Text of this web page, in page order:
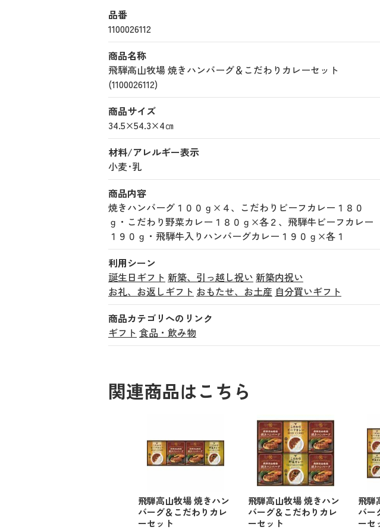
品番
1100026112
商品名称
飛騨高山牧場 焼きハンバーグ＆こだわりカレーセット
(1100026112)
商品サイズ
34.5×54.3×4㎝
材料/アレルギー表示
小麦･乳
商品内容
焼きハンバーグ１００ｇ×４、こだわりビーフカレー１８０
ｇ・こだわり野菜カレー１８０ｇ×各２、飛騨牛ビーフカレー
１９０ｇ・飛騨牛入りハンバーグカレー１９０ｇ×各１
利用シーン
誕生日ギフト 新築、引っ越し祝い 新築内祝い
お礼、お返しギフト おもたせ、お土産 自分買いギフト
商品カテゴリへのリンク
ギフト 食品・飲み物
関連商品はこちら
飛騨高山牧場 焼きハン
バーグ＆こだわりカレ
ーセット
飛騨高山牧場 焼きハン
バーグ＆こだわりカレ
ーセット
飛騨
バー
ーセ